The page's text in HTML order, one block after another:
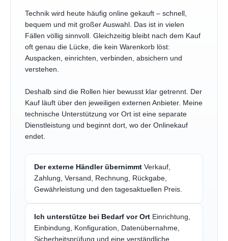
Technik wird heute häufig online gekauft – schnell,
bequem und mit großer Auswahl. Das ist in vielen
Fällen völlig sinnvoll. Gleichzeitig bleibt nach dem Kauf
oft genau die Lücke, die kein Warenkorb löst:
Auspacken, einrichten, verbinden, absichern und
verstehen.
Deshalb sind die Rollen hier bewusst klar getrennt. Der
Kauf läuft über den jeweiligen externen Anbieter. Meine
technische Unterstützung vor Ort ist eine separate
Dienstleistung und beginnt dort, wo der Onlinekauf
endet.
Der externe Händler übernimmt Verkauf,
Zahlung, Versand, Rechnung, Rückgabe,
Gewährleistung und den tagesaktuellen Preis.
Ich unterstütze bei Bedarf vor Ort Einrichtung,
Einbindung, Konfiguration, Datenübernahme,
Sicherheitsprüfung und eine verständliche